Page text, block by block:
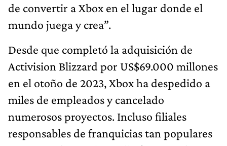
de convertir a Xbox en el lugar donde el
mundo juega y crea”.
Desde que completó la adquisición de
Activision Blizzard por US$69.000 millones
en el otoño de 2023, Xbox ha despedido a
miles de empleados y cancelado
numerosos proyectos. Incluso filiales
responsables de franquicias tan populares